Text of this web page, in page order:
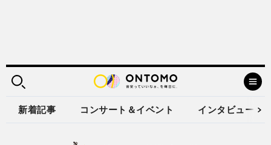
新着記事 コンサート＆イベント インタビュー